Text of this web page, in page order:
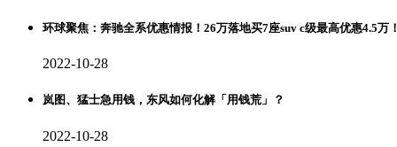
环球聚焦：奔驰全系优惠情报！26万落地买7座suv c级最高优惠4.5万！
2022-10-28
岚图、猛士急用钱，东风如何化解「用钱荒」？
2022-10-28